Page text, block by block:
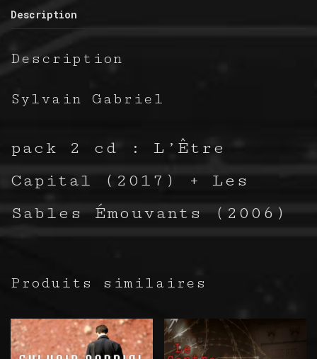
Sables
Émouvants
2CD]
Description
Description
Sylvain Gabriel
pack 2 cd : L’Être
Capital (2017) + Les
Sables Émouvants (2006)
Produits similaires